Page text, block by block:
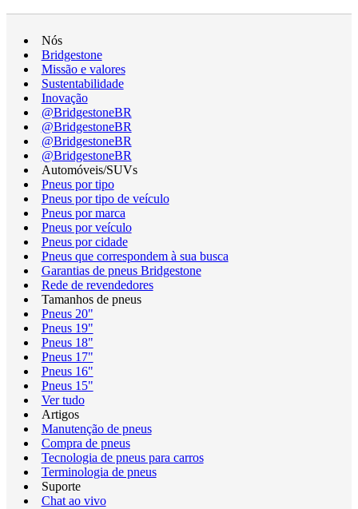
Nós
Bridgestone
Missão e valores
Sustentabilidade
Inovação
@BridgestoneBR
@BridgestoneBR
@BridgestoneBR
@BridgestoneBR
Automóveis/SUVs
Pneus por tipo
Pneus por tipo de veículo
Pneus por marca
Pneus por veículo
Pneus por cidade
Pneus que correspondem à sua busca
Garantias de pneus Bridgestone
Rede de revendedores
Tamanhos de pneus
Pneus 20"
Pneus 19"
Pneus 18"
Pneus 17"
Pneus 16"
Pneus 15"
Ver tudo
Artigos
Manutenção de pneus
Compra de pneus
Tecnologia de pneus para carros
Terminologia de pneus
Suporte
Chat ao vivo